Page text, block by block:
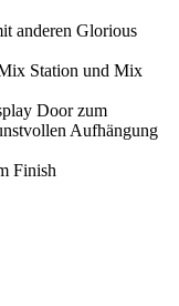
anderen Glorious
Station und Mix
Door zum
Aufhängung
Finish